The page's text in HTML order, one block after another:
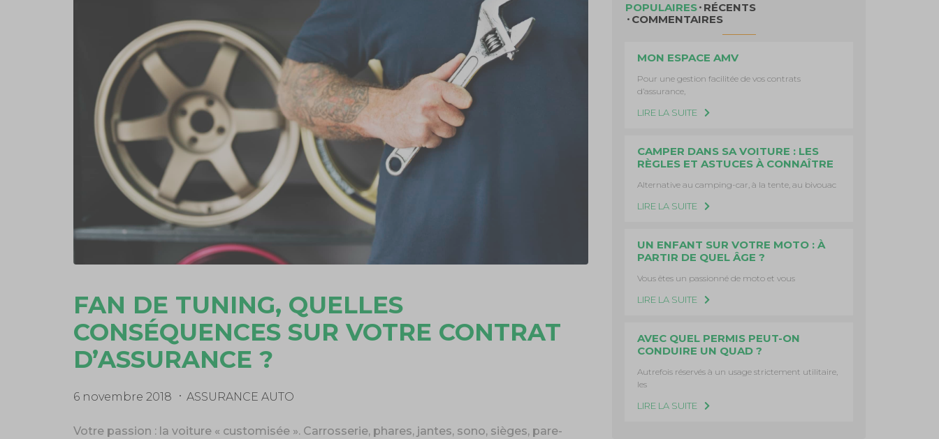
FAN DE TUNING, QUELLES
CONSÉQUENCES SUR VOTRE CONTRAT
D’ASSURANCE ?
6 novembre 2018 ASSURANCE AUTO
Votre passion : la voiture « customisée ». Carrosserie, phares, jantes, sono, sièges, pare-
POPULAIRES RÉCENTS
COMMENTAIRES
MON ESPACE AMV
Pour une gestion facilitée de vos contrats
d’assurance,
LIRE LA SUITE
CAMPER DANS SA VOITURE : LES
RÈGLES ET ASTUCES À CONNAÎTRE
Alternative au camping-car, à la tente, au bivouac
LIRE LA SUITE
UN ENFANT SUR VOTRE MOTO : À
PARTIR DE QUEL ÂGE ?
Vous êtes un passionné de moto et vous
LIRE LA SUITE
AVEC QUEL PERMIS PEUT-ON
CONDUIRE UN QUAD ?
Autrefois réservés à un usage strictement utilitaire,
les
LIRE LA SUITE